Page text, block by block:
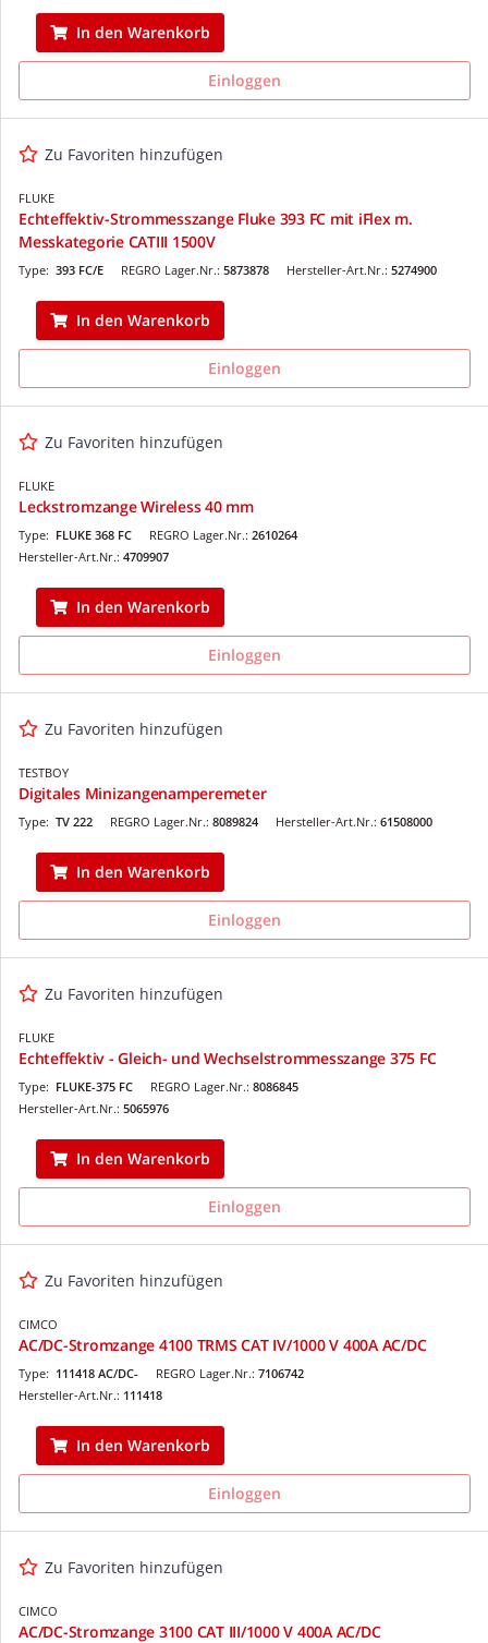
In den Warenkorb
Einloggen
Zu Favoriten hinzufügen
FLUKE
Echteffektiv-Strommesszange Fluke 393 FC mit iFlex m.
Messkategorie CATIII 1500V
REGRO Lager.Nr.: 5873878
Type: 393 FC/E Hersteller-Art.Nr.: 5274900
In den Warenkorb
Einloggen
Zu Favoriten hinzufügen
FLUKE
Leckstromzange Wireless 40 mm
REGRO Lager.Nr.: 2610264
Type: FLUKE 368 FC
Hersteller-Art.Nr.: 4709907
In den Warenkorb
Einloggen
Zu Favoriten hinzufügen
TESTBOY
Digitales Minizangenamperemeter
REGRO Lager.Nr.: 8089824
Type: TV 222 Hersteller-Art.Nr.: 61508000
In den Warenkorb
Einloggen
Zu Favoriten hinzufügen
FLUKE
Echteffektiv - Gleich- und Wechselstrommesszange 375 FC
REGRO Lager.Nr.: 8086845
Type: FLUKE-375 FC
Hersteller-Art.Nr.: 5065976
In den Warenkorb
Einloggen
Zu Favoriten hinzufügen
CIMCO
AC/DC-Stromzange 4100 TRMS CAT IV/1000 V 400A AC/DC
REGRO Lager.Nr.: 7106742
Type: 111418 AC/DC-
Hersteller-Art.Nr.: 111418
In den Warenkorb
Einloggen
Zu Favoriten hinzufügen
CIMCO
AC/DC-Stromzange 3100 CAT III/1000 V 400A AC/DC